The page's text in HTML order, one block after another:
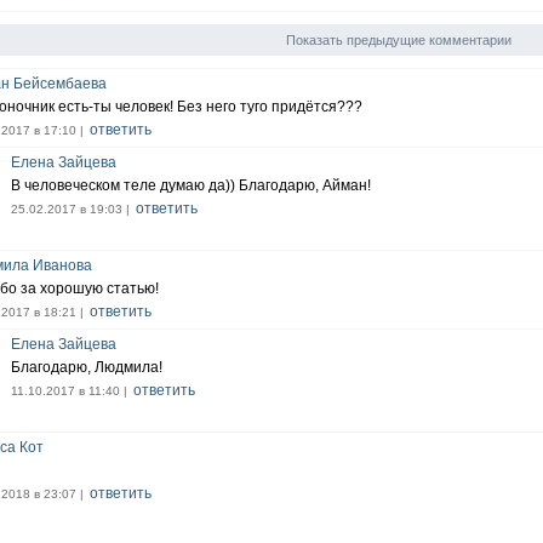
работа восстанавливает полноценный ток энергий по
решения задачи восстановления правильного энергообмена
работа не требует специальной подготовки. Работает для каждого
работу можно написав по любому из контактов на блоге
Показать предыдущие комментарии
Бейсембаева
есть-ты человек! Без него туго придётся???
в 17:10 | ответить
Елена Зайцева
В человеческом теле думаю да)) Благодарю, Айман!
25.02.2017 в 19:03 | ответить
Иванова
за хорошую статью!
в 18:21 | ответить
Елена Зайцева
Благодарю, Людмила!
11.10.2017 в 11:40 | ответить
Кот
в 23:07 | ответить